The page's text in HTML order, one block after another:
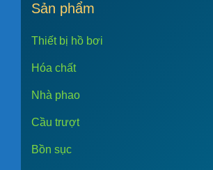
Sản phẩm
Thiết bị hồ bơi
Hóa chất
Nhà phao
Cầu trượt
Bồn sục